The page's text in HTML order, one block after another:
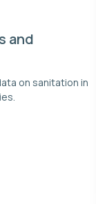
and
on sanitation in